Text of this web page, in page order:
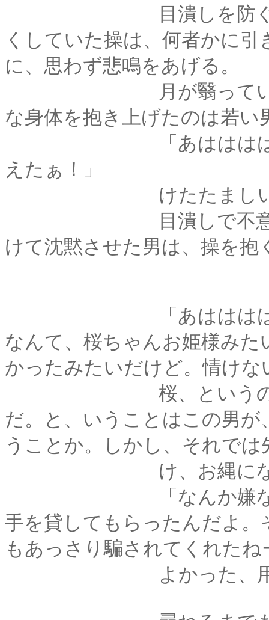
目潰しを防ぐために
くしていた操は、何者かに
に、思わず悲鳴をあげる。
月が翳っているため
な身体を抱き上げたのは若い
「あはははは！ よ
えたぁ！」
けたたましい笑い
目潰しで不意をつき
けて沈黙させた男は、操を
「あはははは、あん
なんて、桜ちゃんお姫様み
かったみたいだけど。情けな
桜、というのは操が
だ。と、いうことはこの男
うことか。しかし、それでは
け、お縄になっ
「なんか嫌な予感が
手を貸してもらったんだよ
もあっさり騙されてくれた
よかった、用心し